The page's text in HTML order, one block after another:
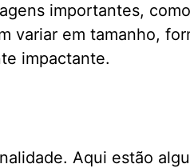
importantes,
variar em tamanho,
impactante.
Aqui estão